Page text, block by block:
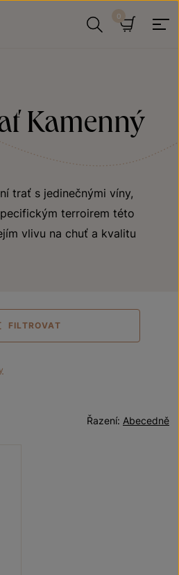
Kamenný
trať s jedinečnými víny,
terroirem této
vlivu na chuť a kvalitu
FILTROVAT
Abecedně
Řazení: